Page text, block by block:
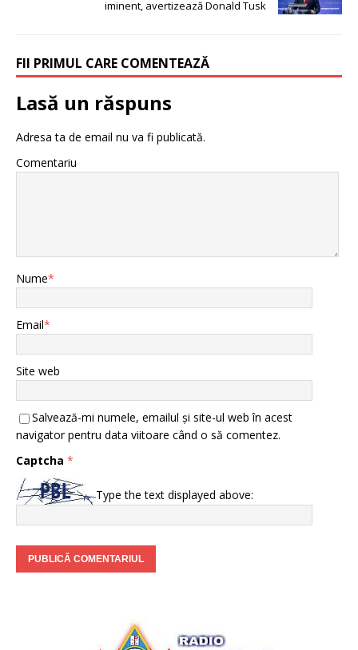
iminent, avertizează Donald Tusk
FII PRIMUL CARE COMENTEAZĂ
Lasă un răspuns
Adresa ta de email nu va fi publicată.
Comentariu
Nume*
Email*
Site web
Salvează-mi numele, emailul și site-ul web în acest
navigator pentru data viitoare când o să comentez.
Captcha *
Type the text displayed above: